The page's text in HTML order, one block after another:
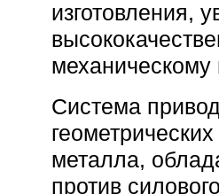
изготовления,
механическому
Система
металла,
против